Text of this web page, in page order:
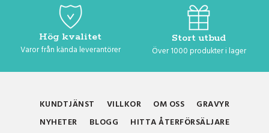
Hög kvalitet
Varor från kända leverantörer
Stort utbud
Över 1000 produkter i lager
KUNDTJÄNST VILLKOR OM OSS
GRAVYR
NYHETER
BLOGG
HITTA ÅTERFÖRSÄLJARE